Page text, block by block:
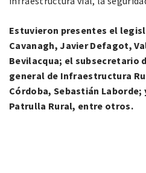
Estuvieron presentes el
Cavanagh, Javier Defagot,
Bevilacqua; el subsecretario
general de Infraestructura
Córdoba, Sebastián
Patrulla Rural, entre otros.